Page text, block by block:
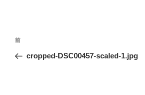
投
ナ
前
の
前
cropped-DSC00457-scaled-1.jpg